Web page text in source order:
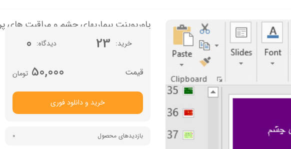
پاورپوینت بیماریهای چشم و مراقبت های
خرید 23 دیدگاه 0
تومان50,000
خرید و دانلود فوری
بازدیدهای محصول 0